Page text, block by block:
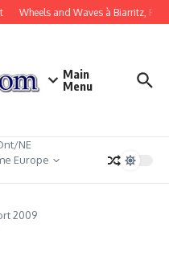
Wheels and Waves à Biarritz,
Main
Menu
NE
Europe
2009